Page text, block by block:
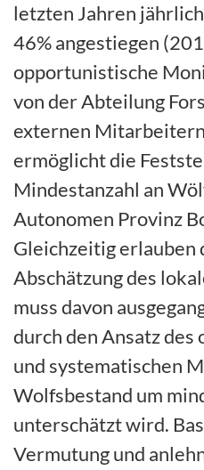
letzten Jahren
46% angestiegen
opportunistische
von der Abteilung
externen
ermöglicht die
Mindestanzahl an
Autonomen Provinz
Gleichzeitig erlauben
Abschätzung des
muss davon
durch den Ansatz
und systematischen
Wolfsbestand um
unterschätzt wird.
Vermutung und